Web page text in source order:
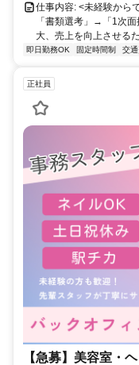
仕事内容: <未経験から
「書類選考」→「1次
大、売上を向上させる
即日勤務OK 固定時間制 交
正社員
【急募】美容室・